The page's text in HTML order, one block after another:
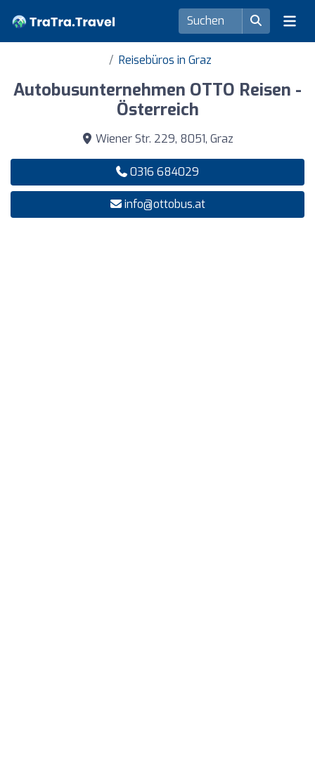
Reisebüros in Graz
Autobusunternehmen OTTO Reisen -
Österreich
Wiener Str. 229, 8051, Graz
0316 684029
info@ottobus.at